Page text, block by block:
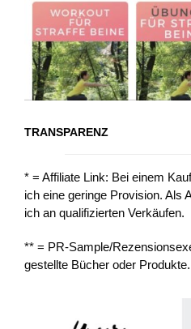
TRANSPARENZ
* = Affiliate Link: Bei einem
ich eine geringe Provision. Als
ich an qualifizierten Verkäufen.
** = PR-Sample/
gestellte Bücher oder Produkte.